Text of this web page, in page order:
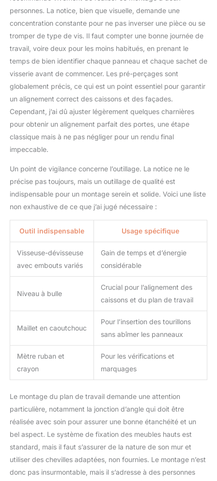
personnes. La notice, bien que visuelle, demande une
concentration constante pour ne pas inverser une pièce ou se
tromper de type de vis. Il faut compter une bonne journée de
travail, voire deux pour les moins habitués, en prenant le
temps de bien identifier chaque panneau et chaque sachet de
visserie avant de commencer. Les pré-perçages sont
globalement précis, ce qui est un point essentiel pour garantir
un alignement correct des caissons et des façades.
Cependant, j’ai dû ajuster légèrement quelques charnières
pour obtenir un alignement parfait des portes, une étape
classique mais à ne pas négliger pour un rendu final
impeccable.
Un point de vigilance concerne l’outillage. La notice ne le
précise pas toujours, mais un outillage de qualité est
indispensable pour un montage serein et solide. Voici une liste
non exhaustive de ce que j’ai jugé nécessaire :
Outil indispensable Usage spécifique
Visseuse-dévisseuse
avec embouts variés
Gain de temps et d’énergie
considérable
Niveau à bulle
Crucial pour l’alignement des
caissons et du plan de travail
Maillet en caoutchouc
Pour l’insertion des tourillons
sans abîmer les panneaux
Mètre ruban et
crayon
Pour les vérifications et
marquages
Le montage du plan de travail demande une attention
particulière, notamment la jonction d’angle qui doit être
réalisée avec soin pour assurer une bonne étanchéité et un
bel aspect. Le système de fixation des meubles hauts est
standard, mais il faut s’assurer de la nature de son mur et
utiliser des chevilles adaptées, non fournies. Le montage n’est
donc pas insurmontable, mais il s’adresse à des personnes